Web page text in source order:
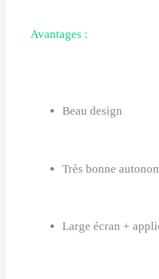
Avantages :
Beau design
Très bonne
Large écran +